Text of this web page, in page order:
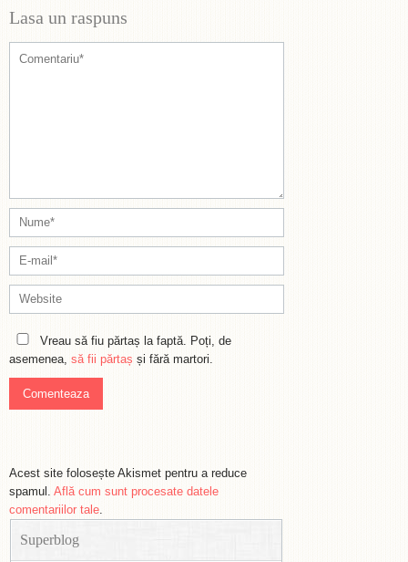
Lasa un raspuns
Vreau să fiu părtaș la faptă. Poți, de
asemenea, să fii părtaș și fără martori.
Acest site folosește Akismet pentru a reduce
spamul. Află cum sunt procesate datele
comentariilor tale.
Superblog